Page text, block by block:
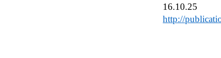
http://